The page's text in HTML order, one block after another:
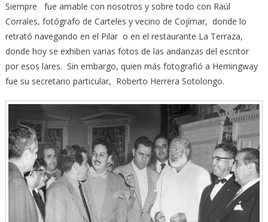
Siempre fue amable con nosotros y sobre todo con Raúl
Corrales, fotógrafo de Carteles y vecino de Cojímar, donde lo
retrató navegando en el Pilar o en el restaurante La Terraza,
donde hoy se exhiben varias fotos de las andanzas del escritor
por esos lares. Sin embargo, quien más fotografió a Hemingway
fue su secretario particular, Roberto Herrera Sotolongo.